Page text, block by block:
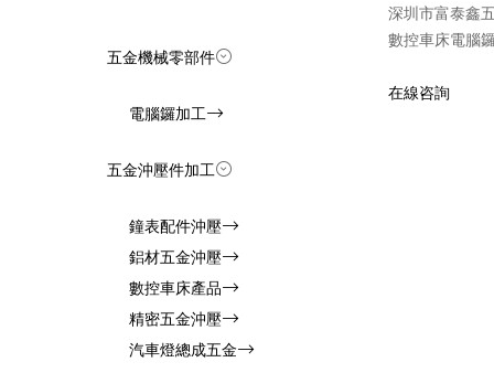
五金機械零部件
電腦鑼加工
五金沖壓件加工
鐘表配件沖壓
鋁材五金沖壓
數控車床產品
精密五金沖壓
汽車燈總成五金
深圳市富泰鑫
數控車床電腦
在線咨詢